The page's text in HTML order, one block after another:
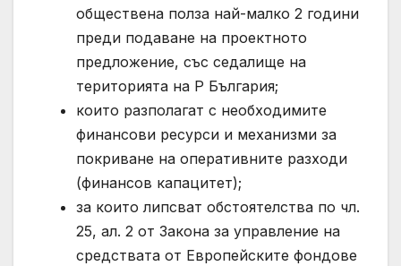
обществена полза най-малко 2 години
преди подаване на проектното
предложение, със седалище на
територията на Р България;
които разполагат с необходимите
финансови ресурси и механизми за
покриване на оперативните разходи
(финансов капацитет);
за които липсват обстоятелства по чл.
25, ал. 2 от Закона за управление на
средствата от Европейските фондове